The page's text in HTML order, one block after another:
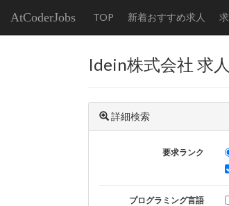
AtCoderJobs TOP 新着おすすめ求人
Idein株式会社 求
詳細検索
要求ランク
プログラミング言語